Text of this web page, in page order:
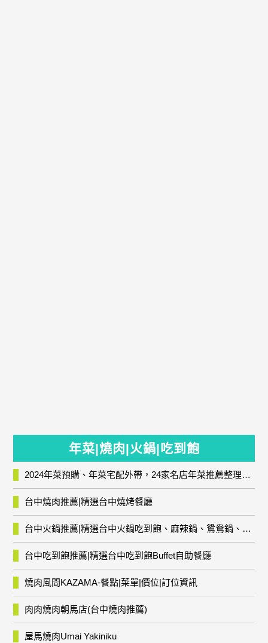
年菜|燒肉|火鍋|吃到飽
2024年菜預購、年菜宅配外帶，24家名店年菜推薦整理，圍爐輕鬆上菜團圓趣
台中燒肉推薦|精選台中燒烤餐廳
台中火鍋推薦|精選台中火鍋吃到飽、麻辣鍋、鴛鴦鍋、石頭火鍋、酸菜白肉鍋、海鮮鍋、燒酒雞、麻油雞、壽喜燒等熱門人氣火鍋店!
台中吃到飽推薦|精選台中吃到飽Buffet自助餐廳
燒肉風間KAZAMA-餐點|菜單|價位|訂位資訊
肉肉燒肉朝馬店(台中燒肉推薦)
屋馬燒肉Umai Yakiniku